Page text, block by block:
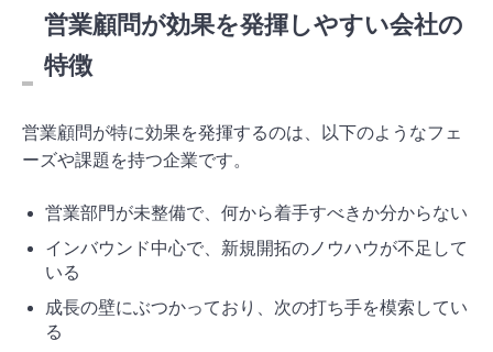
営業顧問が効果を発揮しやすい会社の
特徴
営業顧問が特に効果を発揮するのは、以下のようなフェ
ーズや課題を持つ企業です。
営業部門が未整備で、何から着手すべきか分からない
インバウンド中心で、新規開拓のノウハウが不足して
いる
成長の壁にぶつかっており、次の打ち手を模索してい
る